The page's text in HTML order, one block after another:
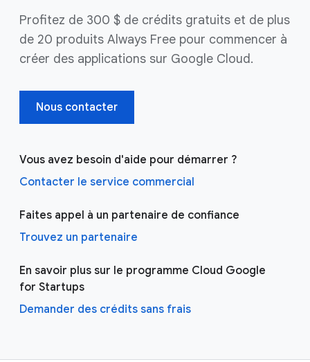
Profitez de 300 $ de crédits gratuits et de plus
de 20 produits Always Free pour commencer à
créer des applications sur Google Cloud.
Nous contacter
Vous avez besoin d'aide pour démarrer ?
Contacter le service commercial
Faites appel à un partenaire de confiance
Trouvez un partenaire
En savoir plus sur le programme Cloud Google
for Startups
Demander des crédits sans frais